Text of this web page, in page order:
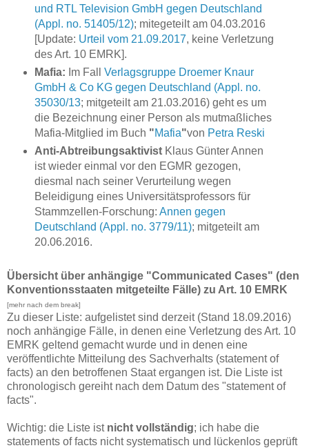
und RTL Television GmbH gegen Deutschland
(Appl. no. 51405/12); mitegeteilt am 04.03.2016
[Update: Urteil vom 21.09.2017, keine Verletzung
des Art. 10 EMRK].
Mafia: Im Fall Verlagsgruppe Droemer Knaur
GmbH & Co KG gegen Deutschland (Appl. no.
35030/13; mitgeteilt am 21.03.2016) geht es um
die Bezeichnung einer Person als mutmaßliches
Mafia-Mitglied im Buch "Mafia"von Petra Reski
Anti-AbtreibungsaktivistKlaus Günter Annen
ist wieder einmal vor den EGMR gezogen,
diesmal nach seiner Verurteilung wegen
Beleidigung eines Universitätsprofessors für
Stammzellen-Forschung: Annen gegen
Deutschland (Appl. no. 3779/11); mitgeteilt am
20.06.2016.
Übersicht über anhängige "Communicated Cases" (den
Konventionsstaaten mitgeteilte Fälle) zu Art. 10 EMRK
[mehr nach dem break]
Zu dieser Liste: aufgelistet sind derzeit (Stand 18.09.2016)
noch anhängige Fälle, in denen eine Verletzung des Art. 10
EMRK geltend gemacht wurde und in denen eine
veröffentlichte Mitteilung des Sachverhalts (statement of
facts) an den betroffenen Staat ergangen ist. Die Liste ist
chronologisch gereiht nach dem Datum des "statement of
facts".
Wichtig: die Liste ist nicht vollständig; ich habe die
statements of facts nicht systematisch und lückenlos geprüft